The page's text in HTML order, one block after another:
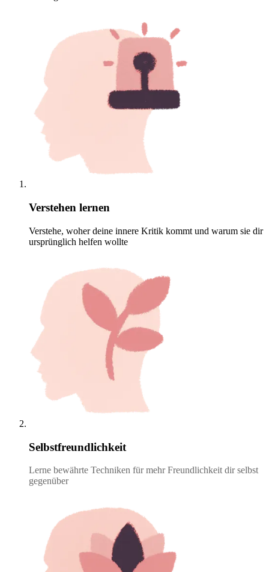
Verstehen lernen
Verstehe, woher deine innere Kritik kommt und warum sie dir
ursprünglich helfen wollte
Selbstfreundlichkeit
Lerne bewährte Techniken für mehr Freundlichkeit dir selbst
gegenüber